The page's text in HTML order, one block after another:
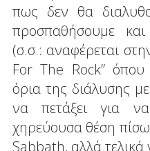
πως δεν θα
προσπαθήσουμε
(σ.σ.: αναφέρεται
For The Rock”
όρια της διάλυσης
να πετάξει για
χηρεύουσα θέση
Sabbath, αλλά τελικά